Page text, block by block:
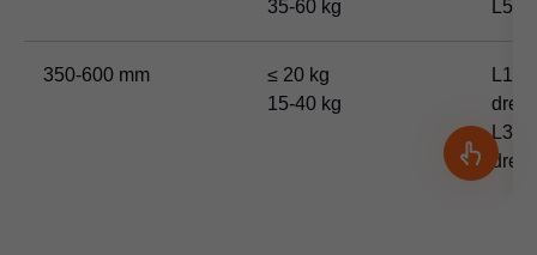
35-60 kg
L5
350-600 mm
≤ 20 kg
15-40 kg
L1
L3